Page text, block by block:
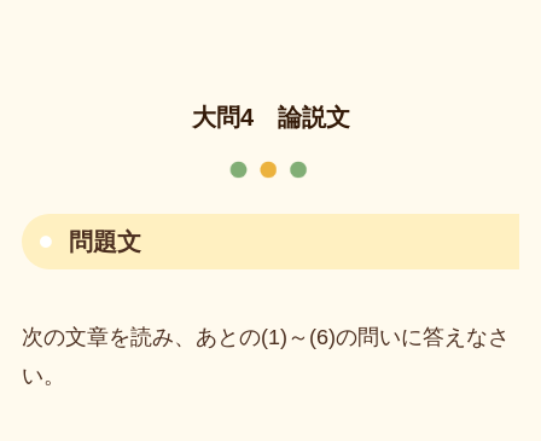
大問4 論説文
問題文
次の文章を読み、あとの(1)～(6)の問いに答えなさ
い。